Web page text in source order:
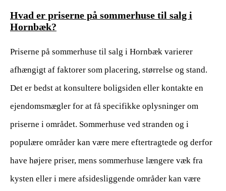
Hvad er priserne på sommerhuse til salg i
Hornbæk?
Priserne på sommerhuse til salg i Hornbæk varierer
afhængigt af faktorer som placering, størrelse og stand.
Det er bedst at konsultere boligsiden eller kontakte en
ejendomsmægler for at få specifikke oplysninger om
priserne i området. Sommerhuse ved stranden og i
populære områder kan være mere eftertragtede og derfor
have højere priser, mens sommerhuse længere væk fra
kysten eller i mere afsidesliggende områder kan være